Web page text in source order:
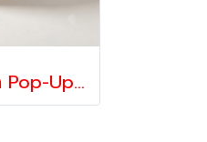
กระดาษเช็ดปาก Pop-Up Medium | กระดาษเช็ดปากแบบดึง 1 แผ่น ใช้งานสะดวก สำหรับร้านอาหาร คาเฟ่ และโรงแรม